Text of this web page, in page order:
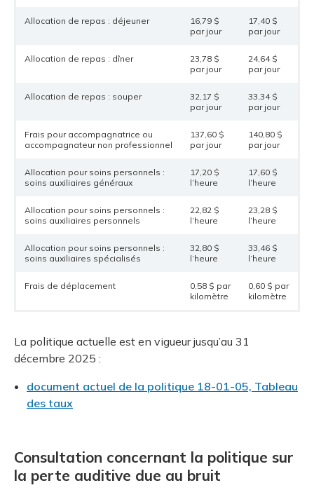
Allocation de repas : déjeuner
16,79 $
par jour
17,40 $
par jour
Allocation de repas : dîner
23,78 $
par jour
24,64 $
par jour
Allocation de repas : souper
32,17 $
par jour
33,34 $
par jour
Frais pour accompagnatrice ou
accompagnateur non professionnel
137,60 $
par jour
140,80 $
par jour
Allocation pour soins personnels :
soins auxiliaires généraux
17,20 $
l’heure
17,60 $
l’heure
Allocation pour soins personnels :
soins auxiliaires personnels
22,82 $
l’heure
23,28 $
l’heure
Allocation pour soins personnels :
soins auxiliaires spécialisés
32,80 $
l’heure
33,46 $
l’heure
Frais de déplacement
0,58 $ par
kilomètre
0,60 $ par
kilomètre
La politique actuelle est en vigueur jusqu’au 31
décembre 2025 :
document actuel de la politique 18-01-05, Tableau
des taux
Consultation concernant la politique sur
la perte auditive due au bruit